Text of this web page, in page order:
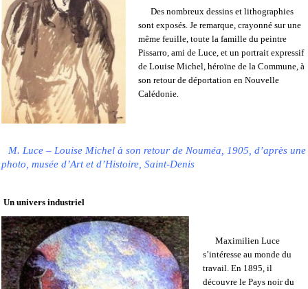
Des nombreux dessins et lithographies
sont exposés. Je remarque, crayonné sur une
même feuille, toute la famille du peintre
Pissarro, ami de Luce, et un portrait expressif
de Louise Michel, héroïne de la Commune, à
son retour de déportation en Nouvelle
Calédonie.
M. Luce – Louise Michel à son retour de Nouméa, 1905, d’après une
photo, musée d’Art et d’Histoire, Saint-Denis
Un univers industriel
Maximilien Luce
s’intéresse au monde du
travail. En 1895, il
découvre le Pays noir du